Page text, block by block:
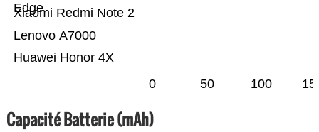
Huawei Honor 4X
Lenovo A7000
Xiaomi Redmi Note 2
Edge
0 50 100
Capacité Batterie (mAh)